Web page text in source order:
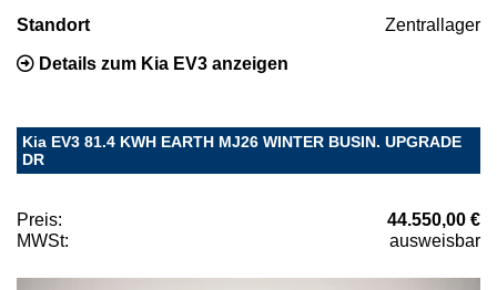
Standort Zentrallager
Details zum Kia EV3 anzeigen
Kia EV3 81.4 KWH EARTH MJ26 WINTER BUSIN. UPGRADE
DR
Preis:
44.550,00 €
MWSt:
ausweisbar